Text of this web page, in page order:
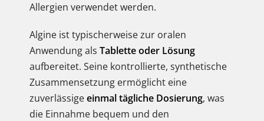
Allergien verwendet werden.
Algine ist typischerweise zur oralen
Anwendung als Tablette oder Lösung
aufbereitet. Seine kontrollierte, synthetische
Zusammensetzung ermöglicht eine
zuverlässigeeinmal tägliche Dosierung, was
die Einnahme bequem und den